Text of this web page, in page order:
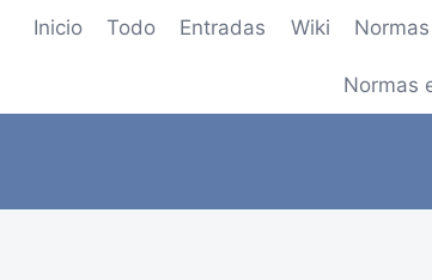
Inicio Todo Entradas Wiki
Normas